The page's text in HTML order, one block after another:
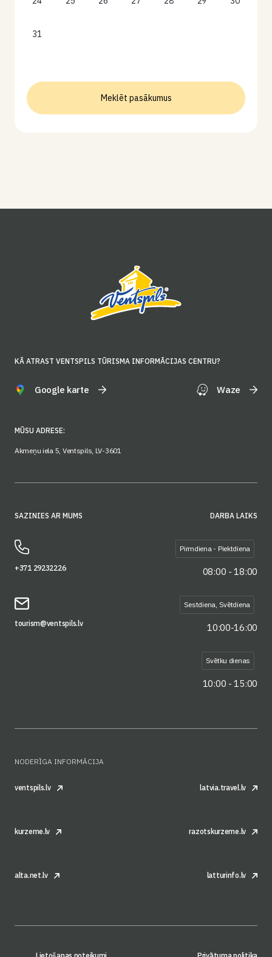
31
Meklēt pasākumus
KĀ ATRAST VENTSPILS TŪRISMA INFORMĀCIJAS CENTRU?
Google karte Waze
MŪSU ADRESE:
Akmeņu iela 5, Ventspils, LV-3601
SAZINIES AR MUMS
+371 29232226
tourism@ventspils.lv
DARBA LAIKS
Pirmdiena - Piektdiena
08:00 - 18:00
Sestdiena, Svētdiena
10:00-16:00
Svētku dienas
10:00 - 15:00
NODERĪGA INFORMĀCIJA
ventspils.lv latvia.travel.lv
kurzeme.lv razotskurzeme.lv
alta.net.lv latturinfo.lv